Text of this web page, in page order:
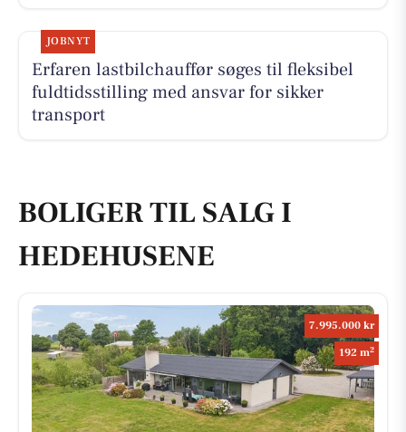
JOBNYT
Erfaren lastbilchauffør søges til fleksibel
fuldtidsstilling med ansvar for sikker
transport
BOLIGER TIL SALG I
HEDEHUSENE
7.995.000 kr
192 m2